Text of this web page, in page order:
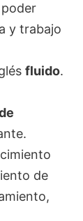
y trabajo
fluido.
de